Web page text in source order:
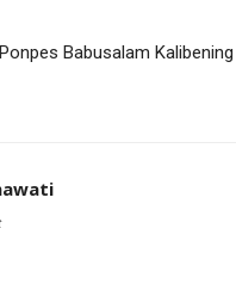
Babusalam Kalibening